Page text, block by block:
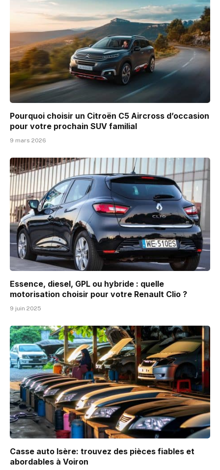
Pourquoi choisir un Citroën C5 Aircross d’occasion
pour votre prochain SUV familial
9 mars 2026
Essence, diesel, GPL ou hybride : quelle
motorisation choisir pour votre Renault Clio ?
9 juin 2025
Casse auto Isère: trouvez des pièces fiables et
abordables à Voiron